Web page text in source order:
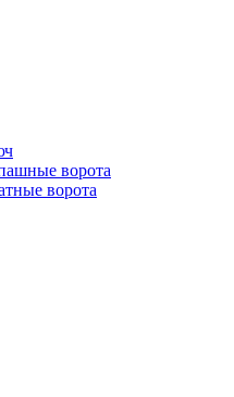
ворота
ворота